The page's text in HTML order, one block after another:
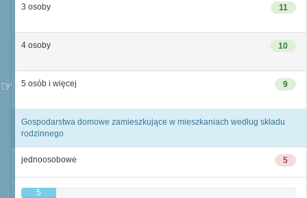
11
3 osoby
10
4 osoby
9
5 osób i więcej
Gospodarstwa domowe zamieszkujące w mieszkaniach według składu
rodzinnego
5
jednoosobowe
5